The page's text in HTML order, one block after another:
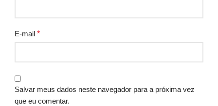
E-mail *
Salvar meus dados neste navegador para a próxima vez
que eu comentar.